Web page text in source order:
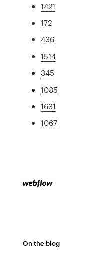
1421
172
436
1514
345
1085
1631
1067
On the blog